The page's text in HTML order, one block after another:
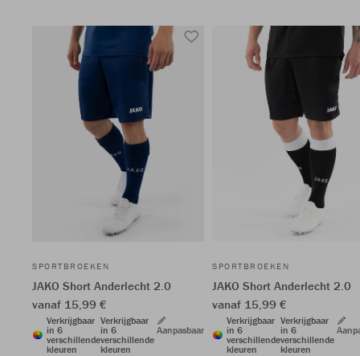
SPORTBROEKEN
JAKO Short Anderlecht 2.0
vanaf 15,99 €
Verkrijgbaar
in 6
verschillende
kleuren
Verkrijgbaar
in 6
verschillende
kleuren
Aanpasbaar
SPORTBROEKEN
JAKO Short Anderlecht 2.0
vanaf 15,99 €
Verkrijgbaar
in 6
verschillende
kleuren
Verkrijgbaar
in 6
verschillende
kleuren